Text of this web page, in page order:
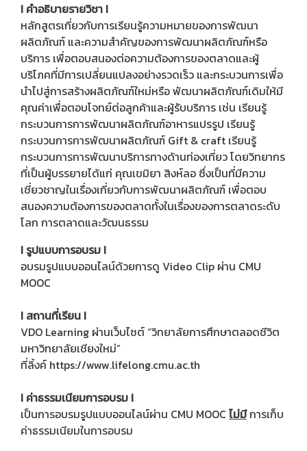
I คำอธิบายรายวิชา I
หลักสูตรเกี่ยวกับการเรียนรู้ความหมายของการพัฒนา
ผลิตภัณฑ์ และความสำคัญของการพัฒนาผลิตภัณฑ์หรือ
บริการ เพื่อตอบสนองต่อความต้องการของตลาดและผู้
บริโภคที่มีการเปลี่ยนแปลงอย่างรวดเร็ว และกระบวนการเพื่อ
นำไปสู่การสร้างผลิตภัณฑ์ใหม่หรือ พัฒนาผลิตภัณฑ์เดิมให้มี
คุณค่าเพื่อตอบโจทย์ต่อลูกค้าและผู้รับบริการ เช่น เรียนรู้
กระบวนการการพัฒนาผลิตภัณฑ์อาหารแปรรูป เรียนรู้
กระบวนการการพัฒนาผลิตภัณฑ์ Gift & craft เรียนรู้
กระบวนการการพัฒนาบริการทางด้านท่องเที่ยว โดยวิทยากร
ที่เป็นผู้บรรยายได้แก่ คุณเขมิยา สิงห์ลอ ซึ่งเป็นที่มีความ
เชี่ยวชาญในเรื่องเกี่ยวกับการพัฒนาผลิตภัณฑ์ เพื่อตอบ
สนองความต้องการของตลาดทั้งในเรื่องของการตลาดระดับ
โลก การตลาดและวัฒนธรรม
I รูปแบบการอบรม I
อบรมรูปแบบออนไลน์ด้วยการดู Video Clip ผ่าน CMU
MOOC
I สถานที่เรียน I
VDO Learning ผ่านเว็บไซต์ “วิทยาลัยการศึกษาตลอดชีวิต
มหาวิทยาลัยเชียงใหม่”
ที่ลิ้งค์ https://www.lifelong.cmu.ac.th
I ค่าธรรมเนียมการอบรม I
เป็นการอบรมรูปแบบออนไลน์ผ่าน CMU MOOC ไม่มีการเก็บ
ค่าธรรมเนียมในการอบรม